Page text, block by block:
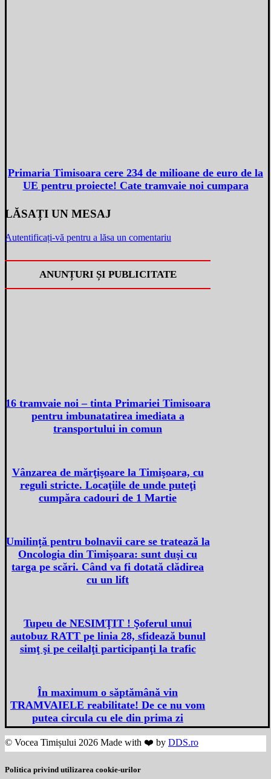
Primaria Timisoara cere 234 de milioane de euro de la
UE pentru proiecte! Cate tramvaie noi cumpara
LĂSAȚI UN MESAJ
Autentificați-vă pentru a lăsa un comentariu
ANUNȚURI ȘI PUBLICITATE
16 tramvaie noi – tinta Primariei Timisoara
pentru imbunatatirea imediata a
transportului in comun
Vânzarea de mărţişoare la Timişoara, cu
reguli stricte. Locaţiile de unde puteţi
cumpăra cadouri de 1 Martie
Umilință pentru bolnavii care se tratează la
Oncologia din Timișoara: sunt duşi cu
targa pe scări. Când va fi dotată clădirea
cu un lift
Tupeu de NESIMŢIT ! Şoferul unui
autobuz RATT pe linia 28, sfidează bunul
simţ şi pe ceilalţi participanţi la trafic
În maximum o săptămână vin
TRAMVAIELE reabilitate! De ce nu vom
putea circula cu ele din prima zi
© Vocea Timișului 2026 Made with ❤️ by DDS.ro
Politica privind utilizarea cookie-urilor